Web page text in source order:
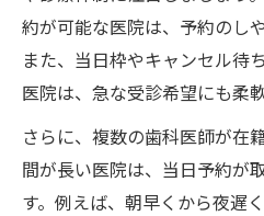
約が可能な医院は、予約のし
また、当日枠やキャンセル待
医院は、急な受診希望にも柔
さらに、複数の歯科医師が在
間が長い医院は、当日予約が
す。例えば、朝早くから夜遅